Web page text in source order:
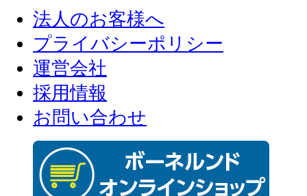
法人のお客様へ
プライバシーポリシー
運営会社
採用情報
お問い合わせ